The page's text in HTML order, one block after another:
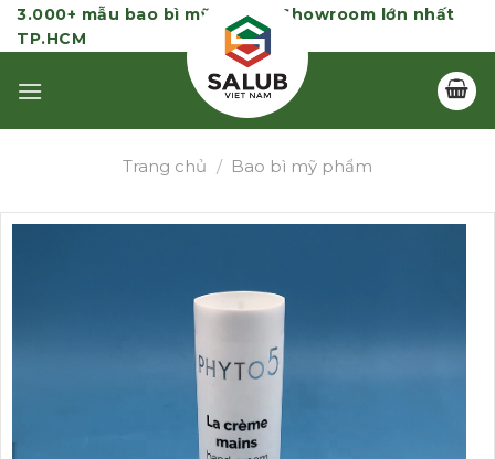
Skip
to
3.000+ mẫu bao bì mỹ phẩm | Showroom lớn nhất
TP.HCM
Trang chủ / Bao bì mỹ phẩm